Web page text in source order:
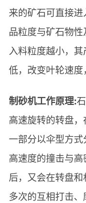
来的矿石可直接
品粒度与矿石物性
入料粒度越小，其
低，改变叶轮速度
制砂机工作原理:
高速旋转的转盘
一部分以伞型方
高速度的撞击与
后，又会在转盘
多次的互相打击